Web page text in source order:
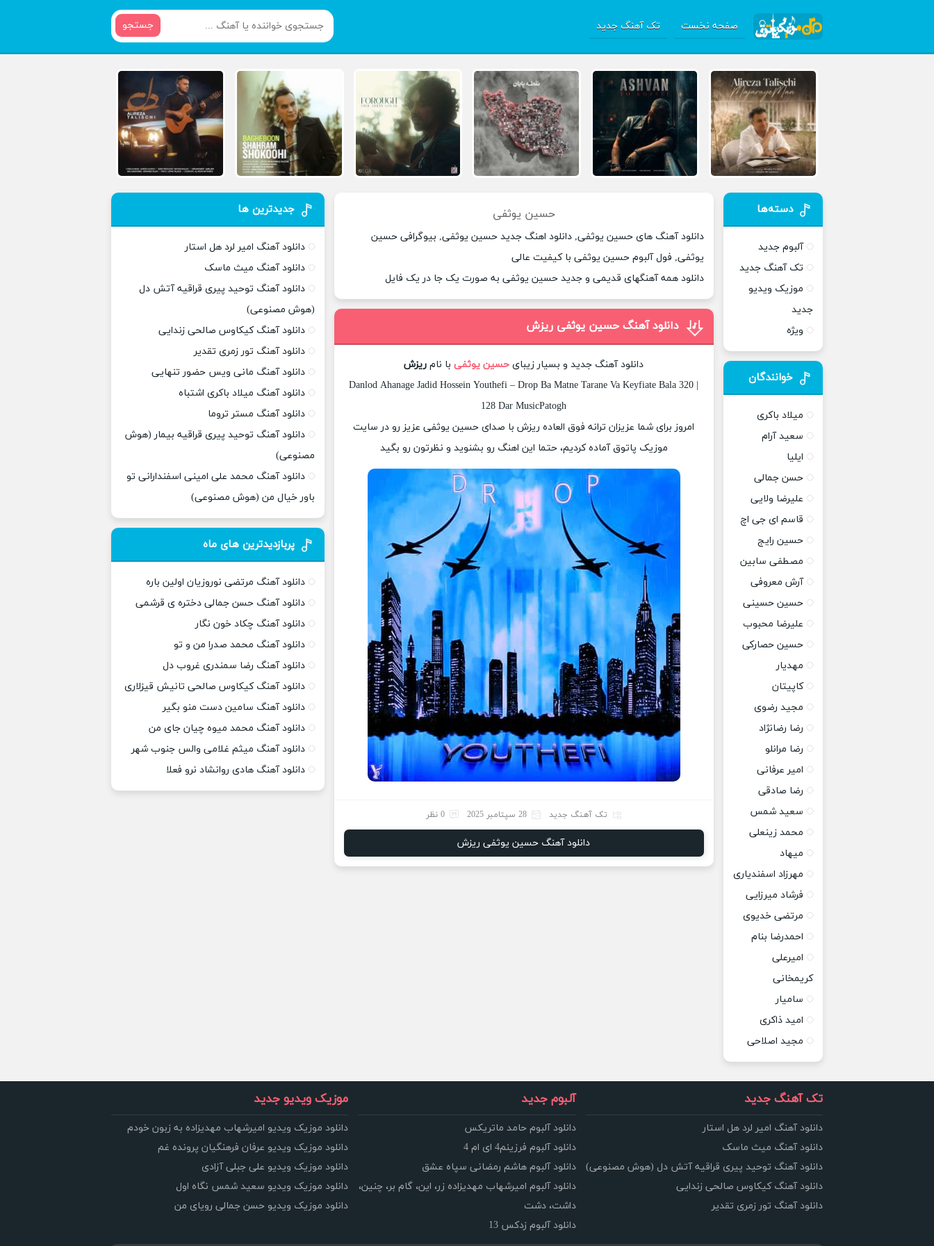
صفحه نخست تک آهنگ جدید جستجو
حسین یوثفی
دانلود آهنگ های حسین یوثفی, دانلود اهنگ جدید حسین یوثفی, بیوگرافی حسین
یوثفی, فول آلبوم حسین یوثفی با کیفیت عالی
دانلود همه آهنگهای قدیمی و جدید حسین یوثفی به صورت یک جا در یک فایل
دانلود آهنگ حسین یوثفی ریزش
دانلود آهنگ جدید و بسیار زیبای حسین یوثفیبا نام ریزش
Danlod Ahanage Jadid Hossein Youthefi – Drop Ba Matne Tarane Va Keyfiate Bala 320 |
128 Dar MusicPatogh
امروز برای شما عزیزان ترانه فوق العاده ریزش با صدای حسین یوثفی عزیز رو در سایت
موزیک پاتوق آماده کردیم، حتما این اهنگ رو بشنوید و نظرتون رو بگید
تک آهنگ جدید 28 سپتامبر 2025 0 نظر
دانلود آهنگ حسین یوثفی ریزش
دسته‌ها
آلبوم جدید
تک آهنگ جدید
موزیک ویدیو
جدید
ویژه
خوانندگان
میلاد باکری
سعید آرام
ایلیا
حسن جمالی
علیرضا ولایی
قاسم ای جی اچ
حسین رایج
مصطفی سابین
آرش معروفی
حسین حسینی
علیرضا محبوب
حسین حصارکی
مهدیار
کاپیتان
مجید رضوی
رضا رضانژاد
رضا مرانلو
امیر عرفانی
رضا صادقی
سعید شمس
محمد زینعلی
میهاد
مهرزاد اسفندیاری
فرشاد میرزایی
مرتضی خدیوی
احمدرضا بنام
امیرعلی
کریمخانی
سامیار
امید ذاکری
مجید اصلاحی
جدیدترین ها
دانلود آهنگ امیر لرد هل استار
دانلود آهنگ میث ماسک
دانلود آهنگ توحید پیری قراقیه آتش دل
(هوش مصنوعی)
دانلود آهنگ کیکاوس صالحی زندایی
دانلود آهنگ تور زمری تقدیر
دانلود آهنگ مانی ویس حضور تنهایی
دانلود آهنگ میلاد باکری اشتباه
دانلود آهنگ مستر تروما
دانلود آهنگ توحید پیری قراقیه بیمار (هوش
مصنوعی)
دانلود آهنگ محمد علی امینی اسفندارانی تو
باور خیال من (هوش مصنوعی)
پربازدیدترین های ماه
دانلود آهنگ مرتضی نوروزیان اولین باره
دانلود آهنگ حسن جمالی دختره ی قرشمی
دانلود آهنگ چکاد خون نگار
دانلود آهنگ محمد صدرا من و تو
دانلود آهنگ رضا سمندری غروب دل
دانلود آهنگ کیکاوس صالحی تانیش قیزلاری
دانلود آهنگ سامین دست منو بگیر
دانلود آهنگ محمد میوه چیان جای من
دانلود آهنگ میثم غلامی والس جنوب شهر
دانلود آهنگ هادی روانشاد نرو فعلا
تک آهنگ جدید
دانلود آهنگ امیر لرد هل استار
دانلود آهنگ میث ماسک
دانلود آهنگ توحید پیری قراقیه آتش دل (هوش مصنوعی)
دانلود آهنگ کیکاوس صالحی زندایی
دانلود آهنگ تور زمری تقدیر
آلبوم جدید
دانلود آلبوم حامد ماتریکس
دانلود آلبوم فرزینم4 ای ام 4
دانلود آلبوم هاشم رمضانی سپاه عشق
دانلود آلبوم امیرشهاب مهدیزاده زر، این، گام بر، چنین،
داشت، دشت
دانلود آلبوم زدکس 13
موزیک ویدیو جدید
دانلود موزیک ویدیو امیرشهاب مهدیزاده به زبون خودم
دانلود موزیک ویدیو عرفان فرهنگیان پرونده غم
دانلود موزیک ویدیو علی جبلی آزادی
دانلود موزیک ویدیو سعید شمس نگاه اول
دانلود موزیک ویدیو حسن جمالی رویای من